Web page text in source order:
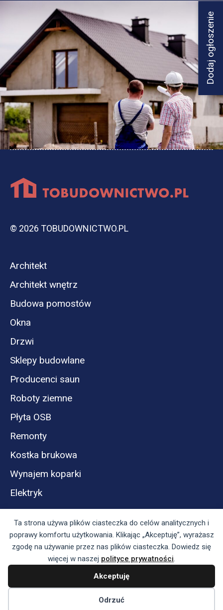
Ta strona używa plików ciasteczka do celów analitycznych i
poprawy komfortu użytkowania. Klikając „Akceptuję”, wyrażasz
zgodę na używanie przez nas plików ciasteczka. Dowiedz się
więcej w naszej polityce prywatności.
Akceptuję
Odrzuć
Dodaj ogłoszenie
© 2026 TOBUDOWNICTWO.PL
Architekt
Architekt wnętrz
Budowa pomostów
Okna
Drzwi
Sklepy budowlane
Producenci saun
Roboty ziemne
Płyta OSB
Remonty
Kostka brukowa
Wynajem koparki
Elektryk
Panel reklamodawcy
Regulamin serwisu i polityka prywatności